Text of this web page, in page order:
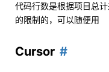
代码行数是根据项目总
的限制的，可以随便用
Cursor